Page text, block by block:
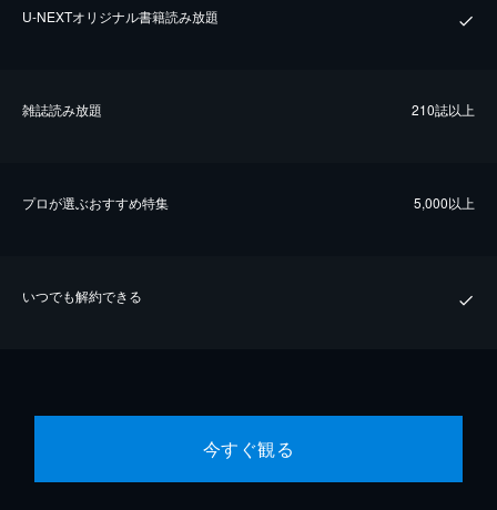
U-NEXTオリジナル書籍読み放題
雑誌読み放題 210誌以上
プロが選ぶおすすめ特集 5,000以上
いつでも解約できる
今すぐ観る